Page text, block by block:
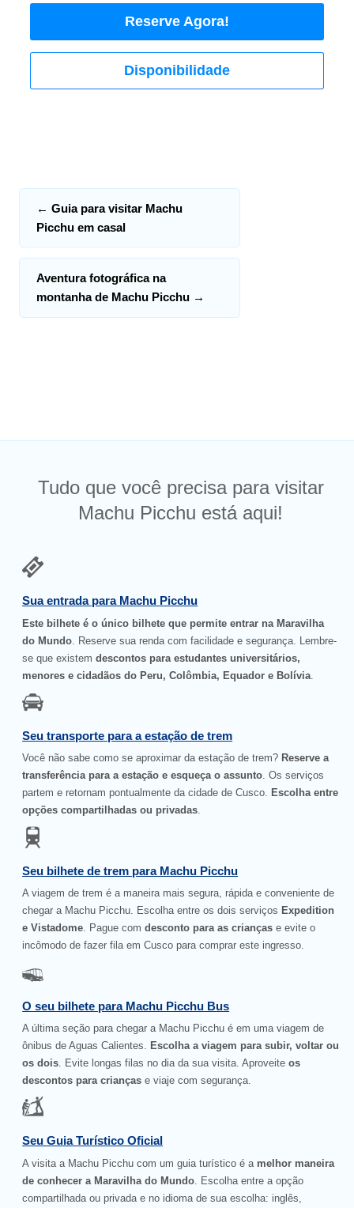
Reserve Agora!
Disponibilidade
← Guia para visitar Machu
Picchu em casal
Aventura fotográfica na
montanha de Machu Picchu →
Tudo que você precisa para visitar
Machu Picchu está aqui!
Sua entrada para Machu Picchu
Este bilhete é o único bilhete que permite entrar na Maravilha
do Mundo . Reserve sua renda com facilidade e segurança. Lembre-
se que existemdescontos para estudantes universitários,
menores e cidadãos do Peru, Colômbia, Equador e Bolívia
Seu transporte para a estação de trem
Você não sabe como se aproximar da estação de trem? Reserve a
transferência para a estação e esqueça o assunto. Os serviços
partem e retornam pontualmente da cidade de Cusco. Escolha entre
opções compartilhadas ou privadas.
Seu bilhete de trem para Machu Picchu
A viagem de trem é a maneira mais segura, rápida e conveniente de
chegar a Machu Picchu. Escolha entre os dois serviços Expedition
e Vistadome. Pague comdesconto para as crianças e evite o
incômodo de fazer fila em Cusco para comprar este ingresso.
O seu bilhete para Machu Picchu Bus
A última seção para chegar a Machu Picchu é em uma viagem de
ônibus de Aguas Calientes. Escolha a viagem para subir, voltar ou
os dois. Evite longas filas no dia da sua visita. Aproveiteos
descontos para crianças e viaje com segurança.
Seu Guia Turístico Oficial
A visita a Machu Picchu com um guia turístico é a melhor maneira
de conhecer a Maravilha do Mundo . Escolha entre a opção
compartilhada ou privada e no idioma de sua escolha: inglês,